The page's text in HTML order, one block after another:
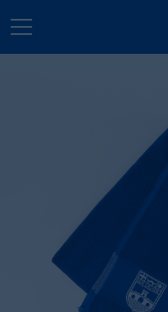
VODIČ ZA ODABIR